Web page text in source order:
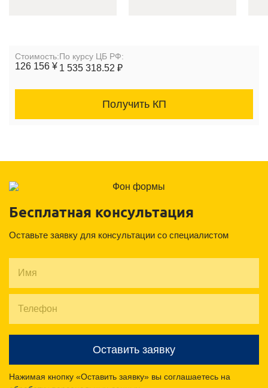
Cтоимость:
126 156 ¥
По курсу ЦБ РФ:
1 535 318.52 ₽
Получить КП
Бесплатная консультация
Оставьте заявку для консультации со специалистом
Оставить заявку
Нажимая кнопку «Оставить заявку» вы соглашаетесь на